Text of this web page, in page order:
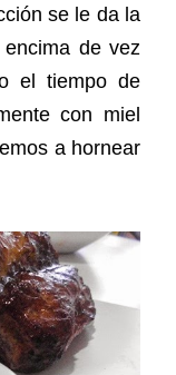
se le da la
de vez
el tiempo de
con miel
a hornear